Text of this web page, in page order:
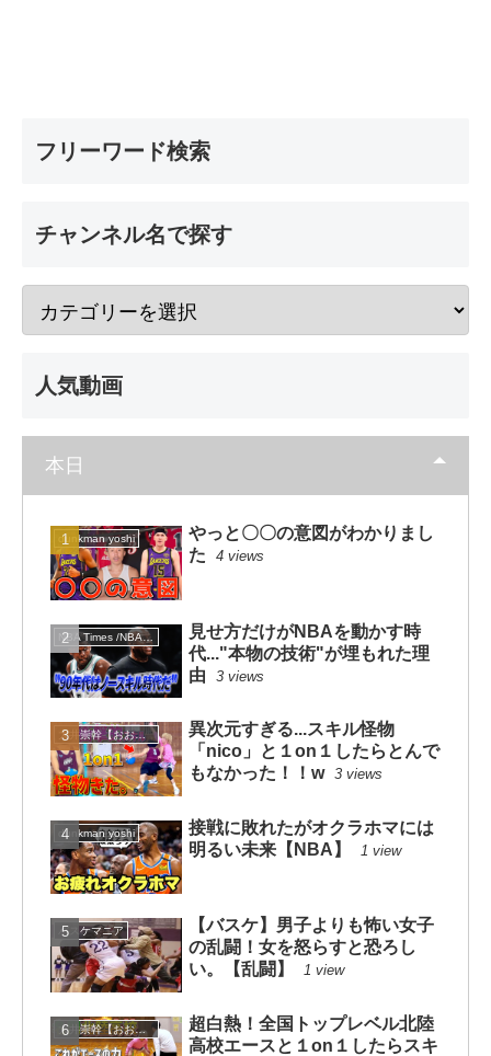
フリーワード検索
チャンネル名で探す
人気動画
本日
dunkman yoshi
やっと〇〇の意図がわかりまし
た
4 views
NBA Times /NBAタイムズ
見せ方だけがNBAを動かす時
代..."本物の技術"が埋もれた理
由
3 views
大井崇幹【おおいたかよし】
異次元すぎる...スキル怪物
「nico」と１on１したらとんで
もなかった！！w 3 views
dunkman yoshi
接戦に敗れたがオクラホマには
明るい未来【NBA】
1 view
バスケマニア
【バスケ】男子よりも怖い女子
の乱闘！女を怒らすと恐ろし
い。【乱闘】
1 view
大井崇幹【おおいたかよし】
超白熱！全国トップレベル北陸
高校エースと１on１したらスキ